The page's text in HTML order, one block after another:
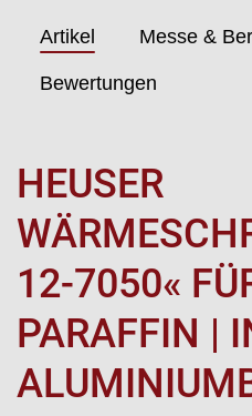
Artikel Messe &
Bewertungen
HEUSER
12-7050«
PARAFFIN |